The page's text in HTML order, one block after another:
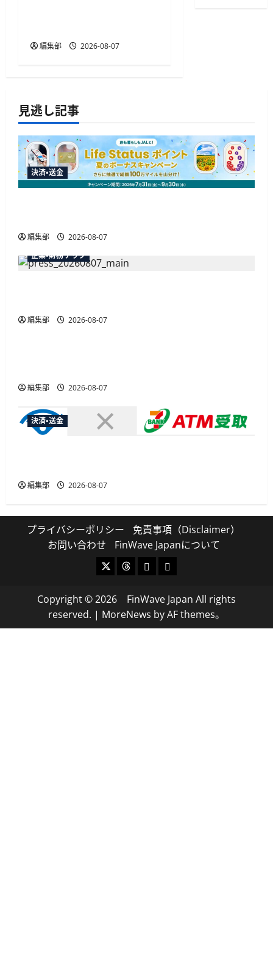
編集部 2026-08-07
見逃し記事
決済・送金
編集部
2026-08-07
企業・財務テック
編集部 2026-08-07
広告
編集部 2026-08-07
決済・送金
編集部 2026-08-07
プライバシーポリシー
免責事項（Disclaimer）
お問い合わせ
FinWave Japanについて
X ThreadsBlueskyMastodon
Copyright © 2026 FinWave Japan All rights
reserved. | MoreNews by AF themes。